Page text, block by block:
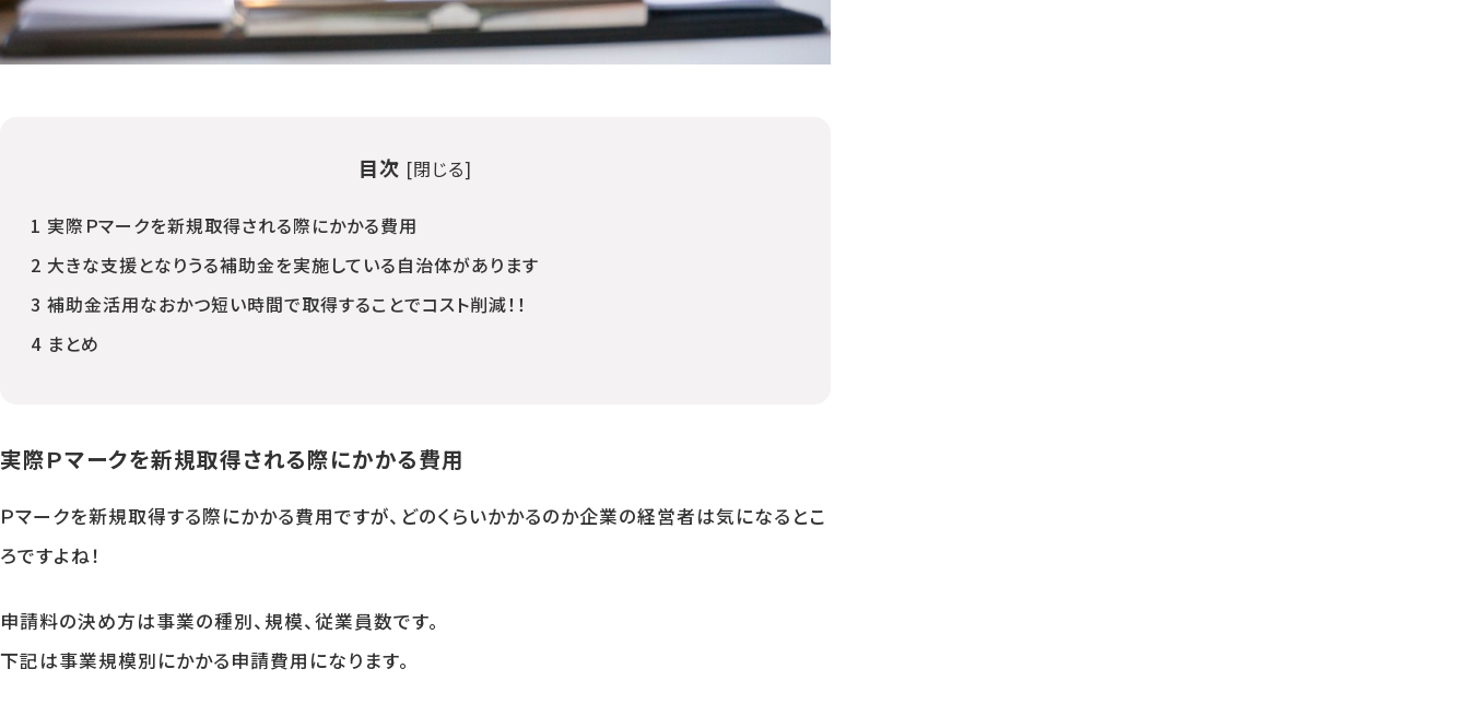
目次 [閉じる]
1 実際Ｐマークを新規取得される際にかかる費用
2 大きな支援となりうる補助金を実施している自治体があります
3 補助金活用なおかつ短い時間で取得することでコスト削減！！
4 まとめ
実際Ｐマークを新規取得される際にかかる費用
Ｐマークを新規取得する際にかかる費用ですが、どのくらいかかるのか企業の経営者は気になるとこ
ろですよね！
申請料の決め方は事業の種別、規模、従業員数です。
下記は事業規模別にかかる申請費用になります。